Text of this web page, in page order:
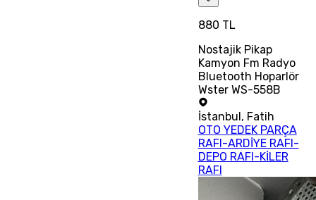
880 TL
Nostajik Pikap
Kamyon Fm Radyo
Bluetooth Hoparlör
Wster WS-558B
İstanbul, Fatih
OTO YEDEK PARÇA
RAFI-ARDİYE RAFI-
DEPO RAFI-KİLER
RAFI